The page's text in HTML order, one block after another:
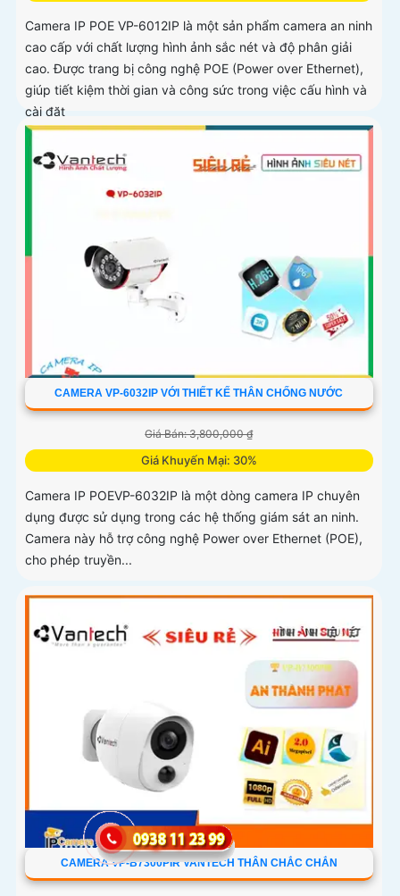
Camera IP POE VP-6012IP là một sản phẩm camera an ninh
cao cấp với chất lượng hình ảnh sắc nét và độ phân giải
cao. Được trang bị công nghệ POE (Power over Ethernet),
giúp tiết kiệm thời gian và công sức trong việc cấu hình và
cài đặt
CAMERA VP-6032IP VỚI THIẾT KẾ THÂN CHỐNG NƯỚC
Giá Bán: 3,800,000 ₫
Giá Khuyến Mại: 30%
Camera IP POEVP-6032IP là một dòng camera IP chuyên
dụng được sử dụng trong các hệ thống giám sát an ninh.
Camera này hỗ trợ công nghệ Power over Ethernet (POE),
cho phép truyền...
CAMERA VP-B7300PIR VANTECH THÂN CHẮC CHẮN